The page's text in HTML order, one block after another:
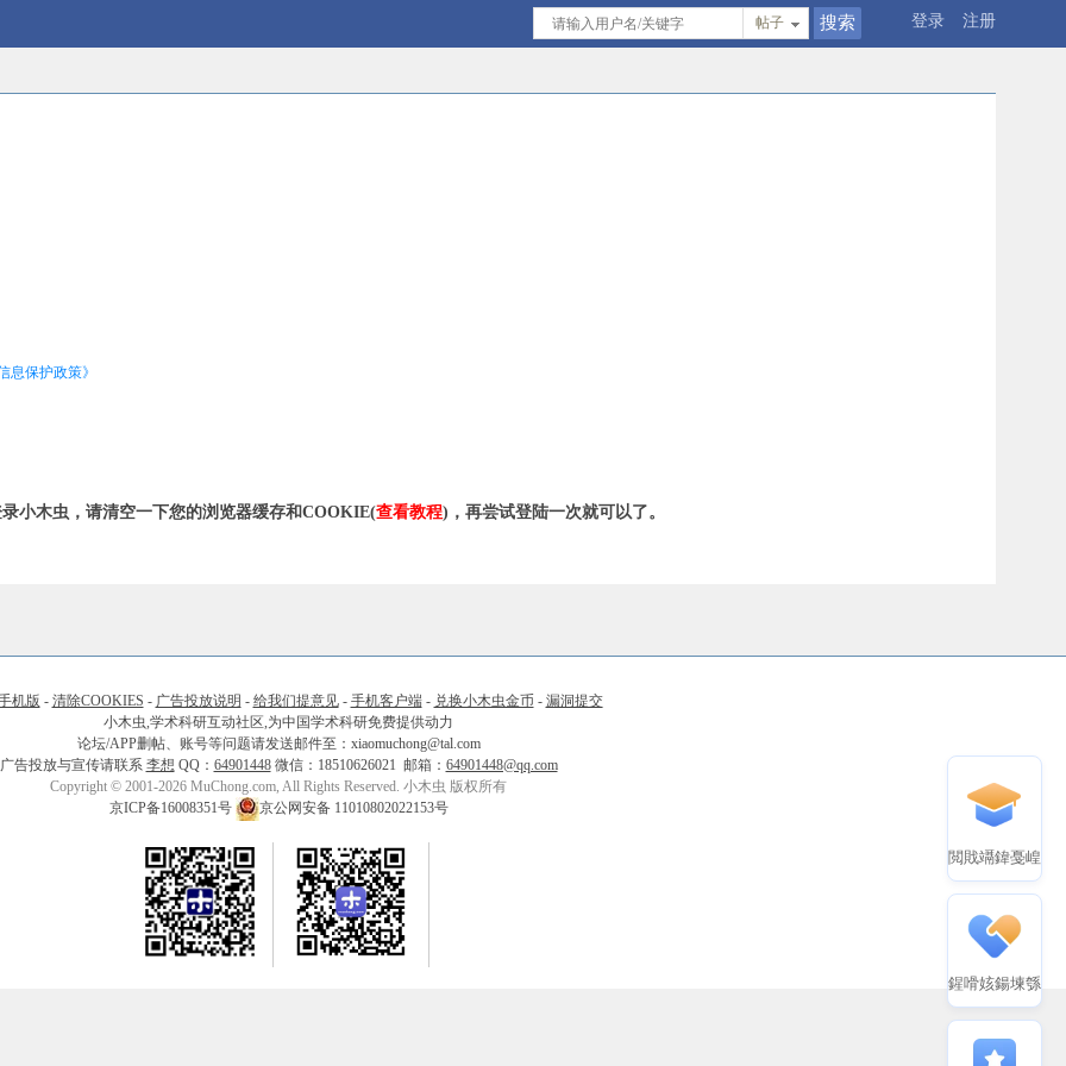
登录 注册
帖子
息保护政策》
小木虫，请清空一下您的浏览器缓存和COOKIE(查看教程)，再尝试登陆一次就可以了。
机版 - 清除COOKIES - 广告投放说明 - 给我们提意见- 手机客户端- 兑换小木虫金币 - 漏洞提交
小木虫,学术科研互动社区,为中国学术科研免费提供动力
论坛/APP删帖、账号等问题请发送邮件至：xiaomuchong@tal.com
广告投放与宣传请联系 李想 QQ： 64901448微信：18510626021 邮箱： 64901448@qq.com
Copyright © 2001-2026 MuChong.com, All Rights Reserved. 小木虫 版权所有
京ICP备16008351号
京公网安备 11010802022153号
閲戝竵鍏戞崲
鍟嗗姟鍚堜綔